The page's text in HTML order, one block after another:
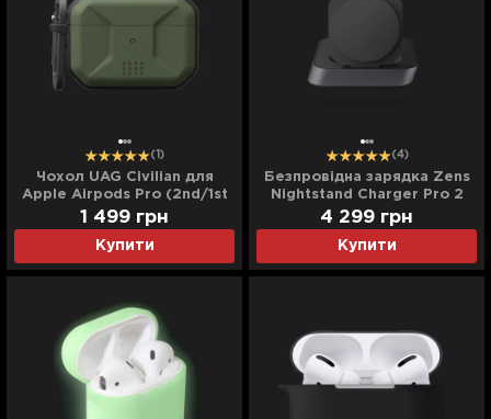
(1)
Чохол UAG Civilian для
Apple Airpods Pro (2nd/1st
gen) (Olive Drab)
Купити
1 499 грн
(4)
Безпровідна зарядка Zens
Nightstand Charger Pro 2
Wireless (ZEDC28B/00)
(Black)
Купити
4 299 грн